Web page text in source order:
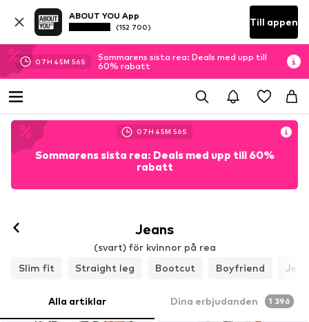
ABOUT YOU App
(152 700) Till appen
07H 45M 53S
Sommarens sista rea: Deals med upp till
60% rabatt
07H 45M 53S
Sommarens sista rea: Deals med upp till 60%
rabatt
Jeans
(svart) för kvinnor på rea
Slim fit
Straight leg Bootcut Boyfriend
Alla artiklar Dina erbjudanden 1 396